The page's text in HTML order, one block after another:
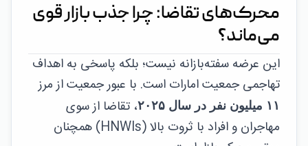
محرک‌های تقاضا: چرا جذب بازار قوی
می‌ماند؟
این عرضه سفته‌بازانه نیست؛ بلکه پاسخی به اهداف
تهاجمی جمعیت امارات است. با عبور جمعیت از مرز
۱۱ میلیون نفر در سال ۲۰۲۵
، تقاضا از سوی
مهاجران و افراد با ثروت بالا (HNWIs) همچنان